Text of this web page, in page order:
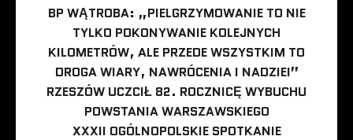
BP WĄTROBA: „PIELGRZYMOWANIE TO NIE
TYLKO POKONYWANIE KOLEJNYCH
KILOMETRÓW, ALE PRZEDE WSZYSTKIM TO
DROGA WIARY, NAWRÓCENIA I NADZIEI”
RZESZÓW UCZCIŁ 82. ROCZNICĘ WYBUCHU
POWSTANIA WARSZAWSKIEGO
XXXII OGÓLNOPOLSKIE SPOTKANIE